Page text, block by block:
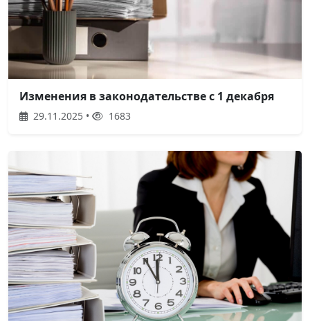
Изменения в законодательстве с 1 декабря
29.11.2025 • 1683